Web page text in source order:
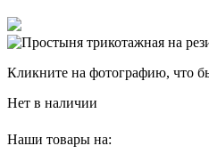
Кликните на фотографию, что
Нет в наличии
Наши товары на: